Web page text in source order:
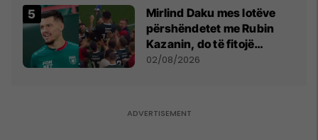
Mirlind Daku mes lotëve
përshëndetet me Rubin
Kazanin, do të fitojë
miliona te Spartak Moska
02/08/2026